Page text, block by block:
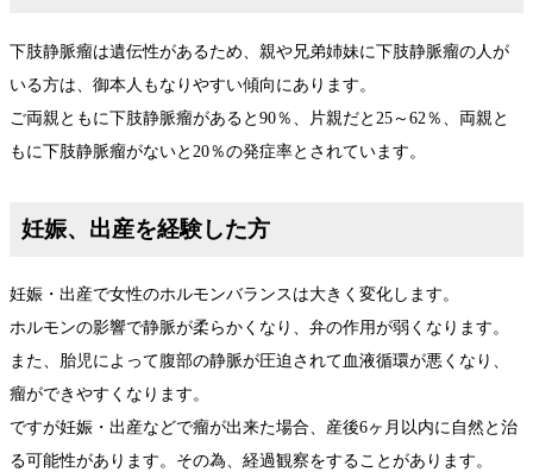
下肢静脈瘤は遺伝性があるため、親や兄弟姉妹に下肢静脈瘤の人が
いる方は、御本人もなりやすい傾向にあります。
ご両親ともに下肢静脈瘤があると90％、片親だと25～62％、両親と
もに下肢静脈瘤がないと20％の発症率とされています。
妊娠、出産を経験した方
妊娠・出産で女性のホルモンバランスは大きく変化します。
ホルモンの影響で静脈が柔らかくなり、弁の作用が弱くなります。
また、胎児によって腹部の静脈が圧迫されて血液循環が悪くなり、
瘤ができやすくなります。
ですが妊娠・出産などで瘤が出来た場合、産後6ヶ月以内に自然と治
る可能性があります。その為、経過観察をすることがあります。